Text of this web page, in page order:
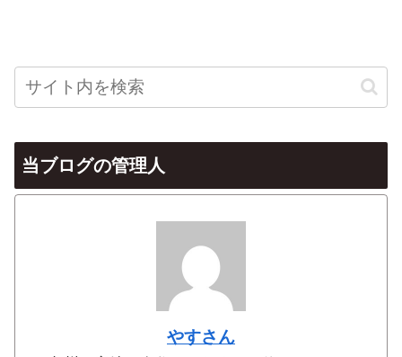
当ブログの管理人
やすさん